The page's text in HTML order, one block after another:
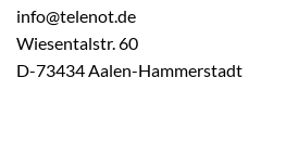
info@telenot.de
Wiesentalstr. 60
D-73434 Aalen-Hammerstadt